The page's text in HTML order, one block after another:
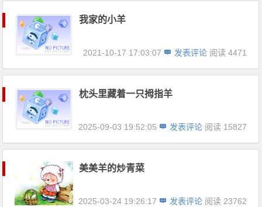
我家的小羊
2021-10-17 17:03:07 发表评论 阅读 4471
枕头里藏着一只拇指羊
2025-09-03 19:52:05 发表评论 阅读 15827
美美羊的炒青菜
2025-03-24 19:26:17 发表评论 阅读 23762